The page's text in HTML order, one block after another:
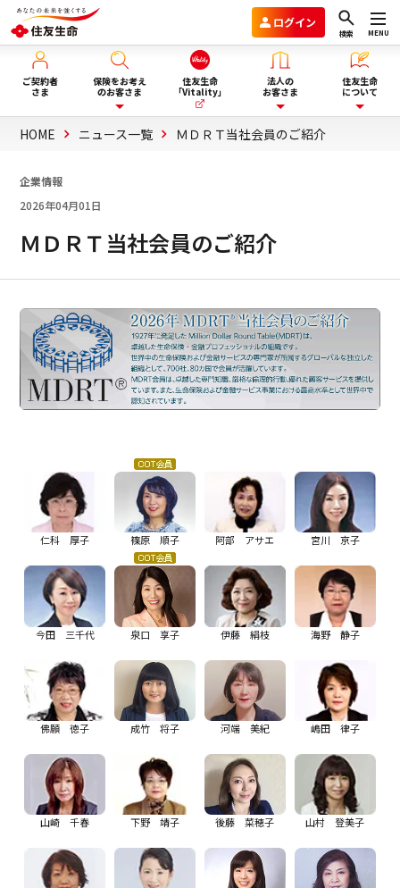
ログイン
検索 MENU
ご契約者
さま
保険をお考え
のお客さま
保険を選ぶ
ぶ
ぴったり保険セレクター
資料請求
住友生命
「Vitality」
法人の
お客さま
企業年金のお客さま
Vitality福利厚生タイプ
法人向け商品のご案内
ビジネスサポートプログラム
住友生命
について
住友生命グループVision2030
採用情報
HOME ニュース一覧 ＭＤＲＴ当社会員のご紹介
企業情報
2026年04月01日
ＭＤＲＴ当社会員のご紹介
仁科 厚子 篠原 順子 阿部 アサエ 宮川 京子
今田 三千代 泉口 享子 伊藤 絹枝 海野 静子
佛願 徳子 成竹 将子 河端 美紀 嶋田 律子
山崎 千春 下野 靖子 後藤 菜穂子 山村 登美子